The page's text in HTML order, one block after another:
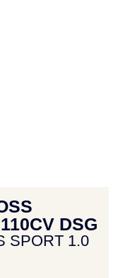
DSG
SPORT 1.0